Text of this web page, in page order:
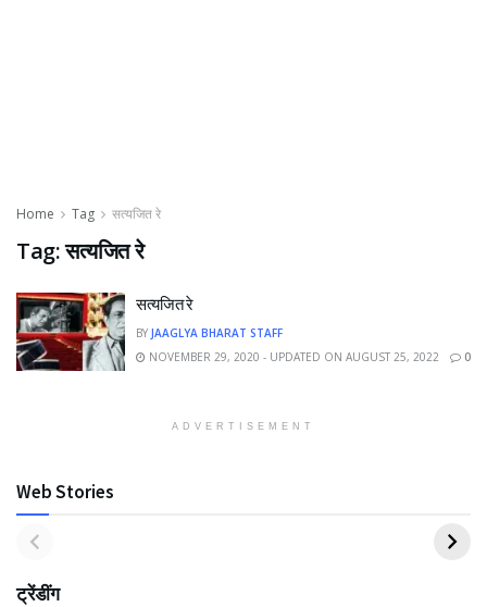
Home Tag सत्यजित रे
Tag:सत्यजित रे
सत्यजित रे
BY JAAGLYA BHARAT STAFF
NOVEMBER 29, 2020 - UPDATED ON AUGUST 25, 2022
0
ADVERTISEMENT
Web Stories
ट्रेंडींग